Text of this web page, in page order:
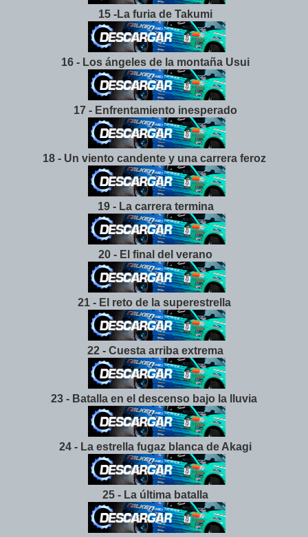
15 -La furia de Takumi
16 - Los ángeles de la montaña Usui
17 - Enfrentamiento inesperado
18 - Un viento candente y una carrera feroz
19 - La carrera termina
20 - El final del verano
21 - El reto de la superestrella
22 - Cuesta arriba extrema
23 - Batalla en el descenso bajo la lluvia
24 - La estrella fugaz blanca de Akagi
25 - La última batalla